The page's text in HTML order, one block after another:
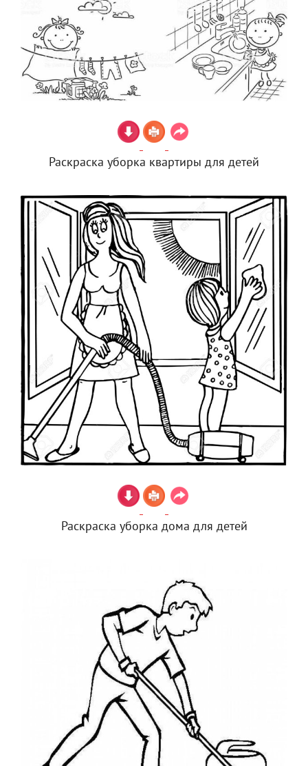
Раскраска уборка квартиры для детей
Раскраска уборка дома для детей